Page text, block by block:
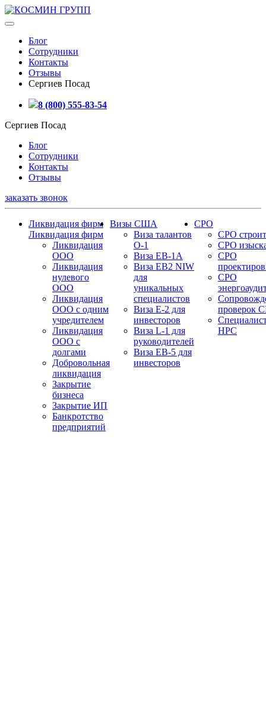
Блог
Сотрудники
Контакты
Отзывы
Сергиев Посад
8 (800) 555-83-54
Сергиев Посад
Блог
Сотрудники
Контакты
Отзывы
заказать звонок
Ликвидация фирм
Ликвидация фирм
Ликвидация
ООО
Ликвидация
нулевого
ООО
Ликвидация
ООО с одним
учредителем
Ликвидация
ООО с
долгами
Добровольная
ликвидация
Закрытие
бизнеса
Закрытие ИП
Банкротство
предприятий
Визы США
Виза талантов
О-1
Виза EB-1A
Виза EB2 NIW
для
уникальных
специалистов
Виза E-2 для
инвесторов
Виза L-1 для
руководителей
Виза EB-5 для
инвесторов
СРО
СРО
СРО
СРО
СРО
проверок
НРС